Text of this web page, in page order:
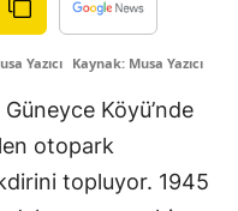
Yazıcı Kaynak: Musa Yazıcı
Köyü’nde
otopark
topluyor. 1945